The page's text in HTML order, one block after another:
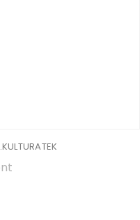
.KULTURATEK